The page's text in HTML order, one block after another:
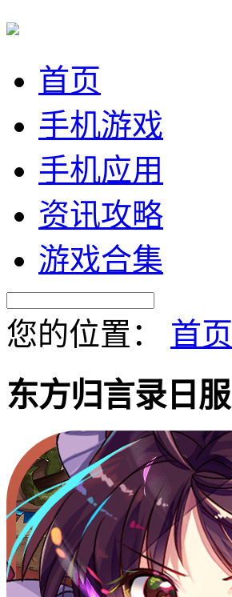
首页
手机游戏
手机应用
资讯攻略
游戏合集
您的位置： 首页
东方归言录日服